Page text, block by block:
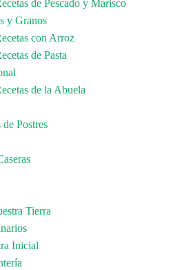
de Pescado y Marisco
y Granos
con Arroz
de Pasta
de la Abuela
de Postres
Tierra
Inicial